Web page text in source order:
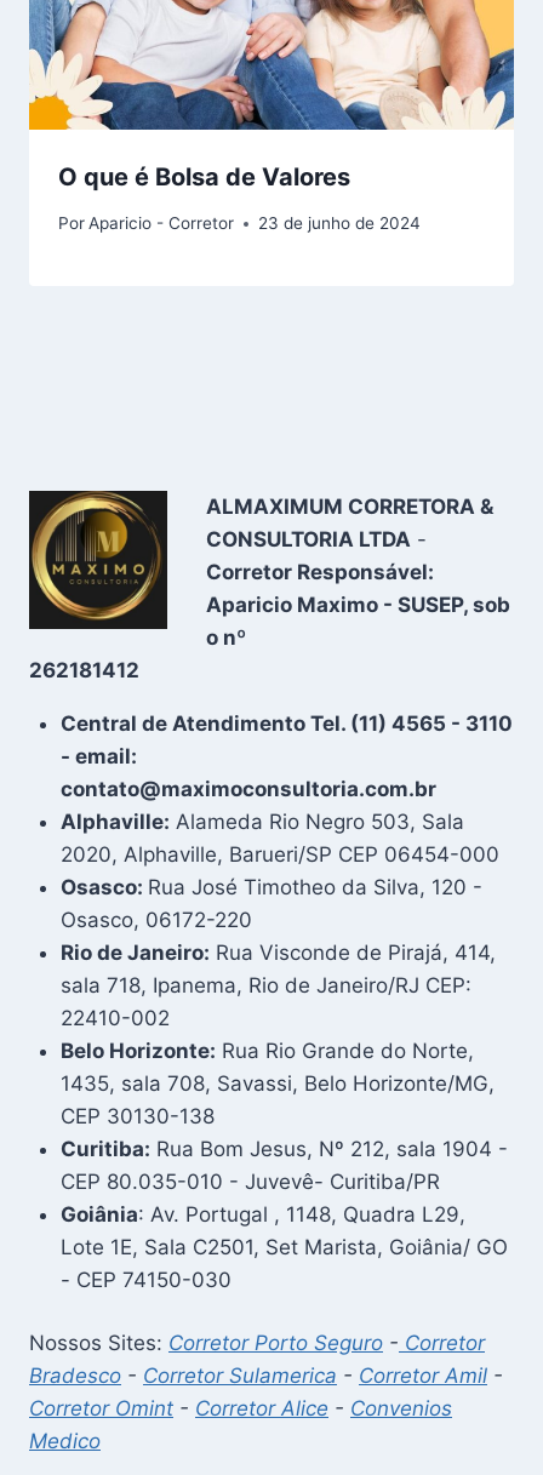
O que é Bolsa de Valores
PorAparicio - Corretor 23 de junho de 2024
ALMAXIMUM CORRETORA &
CONSULTORIA LTDA -
Corretor Responsável:
Aparicio Maximo - SUSEP, sob
o nº
262181412
Central de Atendimento Tel. (11) 4565 - 3110
- email:
contato@maximoconsultoria.com.br
Alphaville: Alameda Rio Negro 503, Sala
2020, Alphaville, Barueri/SP CEP 06454-000
Osasco: Rua José Timotheo da Silva, 120 -
Osasco, 06172-220
Rio de Janeiro: Rua Visconde de Pirajá, 414,
sala 718, Ipanema, Rio de Janeiro/RJ CEP:
22410-002
Belo Horizonte: Rua Rio Grande do Norte,
1435, sala 708, Savassi, Belo Horizonte/MG,
CEP 30130-138
Curitiba: Rua Bom Jesus, Nº 212, sala 1904 -
CEP 80.035-010 - Juvevê- Curitiba/PR
Goiânia: Av. Portugal , 1148, Quadra L29,
Lote 1E, Sala C2501, Set Marista, Goiânia/ GO
- CEP 74150-030
Nossos Sites: Corretor Porto Seguro - Corretor
Bradesco - Corretor Sulamerica - Corretor Amil -
Corretor Omint - Corretor Alice - Convenios
Medico